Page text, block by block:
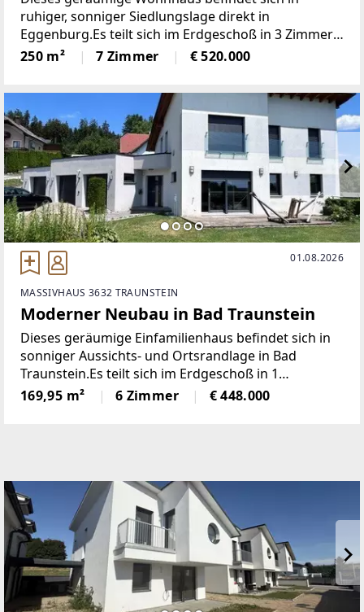
ruhiger, sonniger Siedlungslage direkt in
Eggenburg.Es teilt sich im Erdgeschoß in 3 Zimmer,
Küche, WC und Vorraum; im Obergeschoß in 4
Zimmer, Bad, WC und Vorraum. Im Erdgeschoß
250 m² 7 Zimmer € 520.000
01.08.2026
MASSIVHAUS 3632 TRAUNSTEIN
Moderner Neubau in Bad Traunstein
Dieses geräumige Einfamilienhaus befindet sich in
sonniger Aussichts- und Ortsrandlage in Bad
Traunstein.Es teilt sich im Erdgeschoß in 1
Gästezimmer, in Küche - Esszimmer und
Wohnzimmer in offener Wohnraumgestaltung mit
169,95 m² 6 Zimmer € 448.000